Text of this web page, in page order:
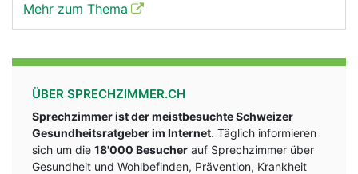
Mehr zum Thema
ÜBER SPRECHZIMMER.CH
Sprechzimmer ist der meistbesuchte Schweizer
Gesundheitsratgeber im Internet. Täglich informieren
sich um die 18'000 Besucher auf Sprechzimmer über
Gesundheit und Wohlbefinden, Prävention, Krankheit